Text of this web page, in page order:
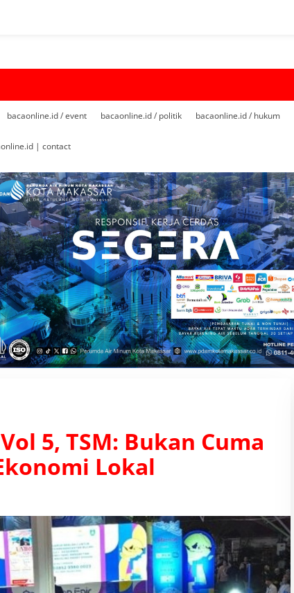
bacaonline.id / event bacaonline.id / politik bacaonline.id / hukum
| contact
5, TSM: Bukan Cuma
Lokal